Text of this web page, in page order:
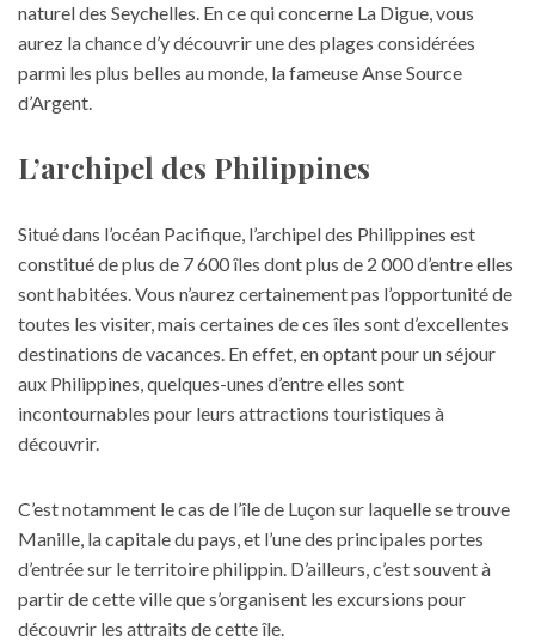
naturel des Seychelles. En ce qui concerne La Digue, vous
aurez la chance d’y découvrir une des plages considérées
parmi les plus belles au monde, la fameuse Anse Source
d’Argent.
L’archipel des Philippines
Situé dans l’océan Pacifique, l’archipel des Philippines est
constitué de plus de 7 600 îles dont plus de 2 000 d’entre elles
sont habitées. Vous n’aurez certainement pas l’opportunité de
toutes les visiter, mais certaines de ces îles sont d’excellentes
destinations de vacances. En effet, en optant pour un séjour
aux Philippines, quelques-unes d’entre elles sont
incontournables pour leurs attractions touristiques à
découvrir.
C’est notamment le cas de l’île de Luçon sur laquelle se trouve
Manille, la capitale du pays, et l’une des principales portes
d’entrée sur le territoire philippin. D’ailleurs, c’est souvent à
partir de cette ville que s’organisent les excursions pour
découvrir les attraits de cette île.